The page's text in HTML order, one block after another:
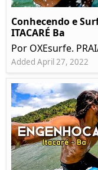
Conhecendo e
ITACARÉ Ba
Por OXEsurfe.
Added April 27, 2022